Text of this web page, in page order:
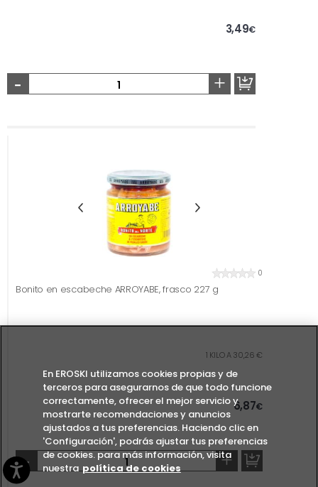
3,49€
- +
0
Bonito en escabeche ARROYABE, frasco 227 g
1 KILO A 30,26 €
6,87€
- +
En EROSKI utilizamos cookies propias y de
terceros para asegurarnos de que todo funcione
correctamente, ofrecer el mejor servicio y
mostrarte recomendaciones y anuncios
ajustados a tus preferencias. Haciendo clic en
'Configuración', podrás ajustar tus preferencias
de cookies. para más información, visita
nuestra política de cookies